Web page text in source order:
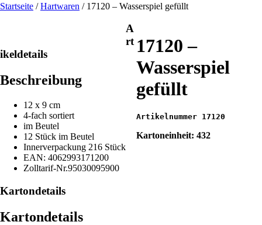
Startseite /Hartwaren / 17120 – Wasserspiel gefüllt
17120 –
Wasserspiel
gefüllt
Artikelnummer 17120
Kartoneinheit: 432
A
rt
ikeldetails
Beschreibung
12 x 9 cm
4-fach sortiert
im Beutel
12 Stück im Beutel
Innerverpackung 216 Stück
EAN: 4062993171200
Zolltarif-Nr.95030095900
Kartondetails
Kartondetails